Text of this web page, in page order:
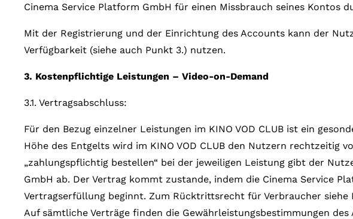
Cinema Service Platform GmbH für einen Missbrauch seines
Mit der Registrierung und der Einrichtung des Accounts kann der
Verfügbarkeit (siehe auch Punkt 3.) nutzen.
3. Kostenpflichtige Leistungen – Video-on-Demand
3.1. Vertragsabschluss:
Für den Bezug einzelner Leistungen im KINO VOD CLUB ist ein
Höhe des Entgelts wird im KINO VOD CLUB den Nutzern rechtzeitig
„zahlungspflichtig bestellen“ bei der jeweiligen Leistung gibt der
GmbH ab. Der Vertrag kommt zustande, indem die Cinema Service
Vertragserfüllung beginnt. Zum Rücktrittsrecht für Verbraucher siehe
Auf sämtliche Verträge finden die Gewährleistungsbestimmungen des